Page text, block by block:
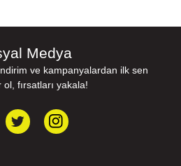
Medya
ve kampanyalardan ilk sen
fırsatları yakala!